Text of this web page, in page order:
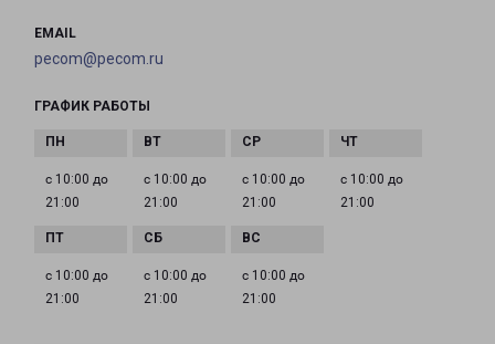
EMAIL
pecom@pecom.ru
ГРАФИК РАБОТЫ
с 10:00 до
21:00
с 10:00 до
21:00
с 10:00 до
21:00
с 10:00 до
21:00
с 10:00 до
21:00
с 10:00 до
21:00
с 10:00 до
21:00